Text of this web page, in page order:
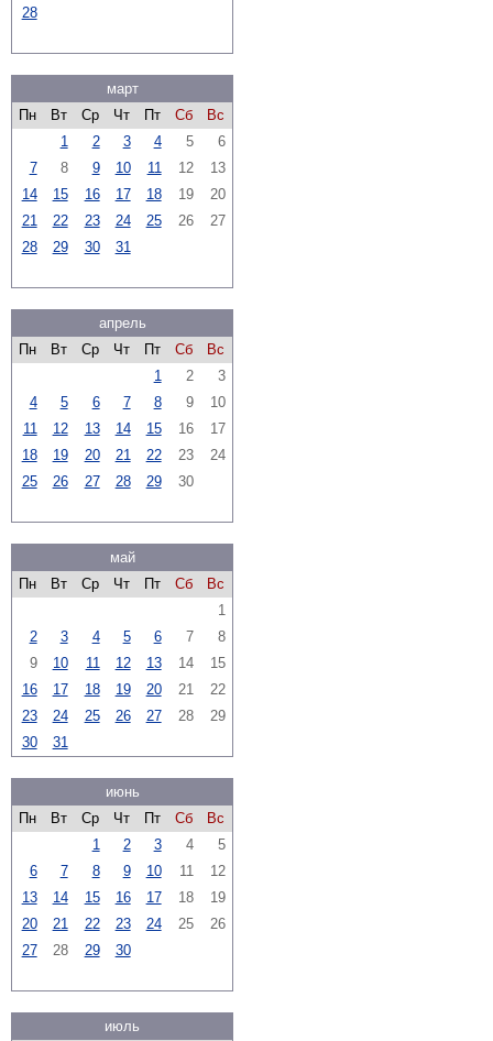
28
март
Пн
Вт Ср Чт Пт Сб
Вс
1
2 3 4 5
6
7
8 9 10 11 12
13
14
15 16 17 18 19
20
21
22 23 24 25 26
27
28
29 30 31
апрель
Пн
Вт Ср Чт Пт Сб
Вс
1
2
3
4
5 6 7 8 9
10
11
12 13 14 15 16
17
18
19 20 21 22 23
24
25
26 27 28 29 30
май
Пн
Вт Ср Чт Пт Сб
Вс
1
2
3 4 5 6 7
8
9
10 11 12 13 14
15
16
17 18 19 20 21
22
23
24 25 26 27 28
29
30
31
июнь
Пн
Вт Ср Чт Пт Сб
Вс
1
2 3 4
5
6
7 8 9 10 11
12
13
14 15 16 17 18
19
20
21 22 23 24 25
26
27
28 29 30
июль